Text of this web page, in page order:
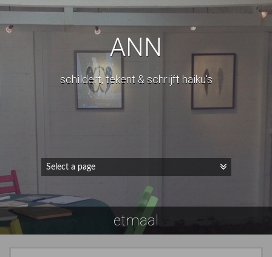
ANN
schildert, tekent & schrijft haiku's
etmaal